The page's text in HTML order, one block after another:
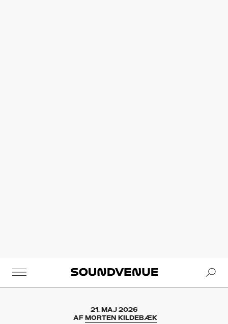
Soundvenue
21. MAJ 2026
AF MORTEN KILDEBÆK